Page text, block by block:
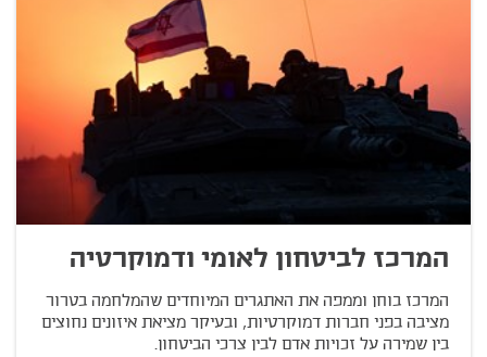
המרכז לביטחון לאומי ודמוקרטיה
המרכז בוחן וממפה את האתגרים המיוחדים שהמלחמה בטרור
מציבה בפני חברות דמוקרטיות, ובעיקר מציאת איזונים נחוצים
בין שמירה על זכויות אדם לבין צרכי הביטחון.